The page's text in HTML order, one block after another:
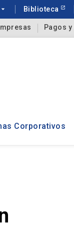
arrow_drop_down Biblioteca
Pagos
Corporativos